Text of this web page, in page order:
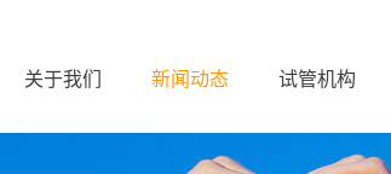
关于我们 新闻动态 试管机构